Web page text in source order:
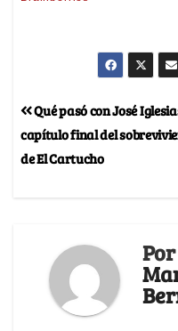
Qué pasó con José
capítulo final del
de El Cartucho
Por